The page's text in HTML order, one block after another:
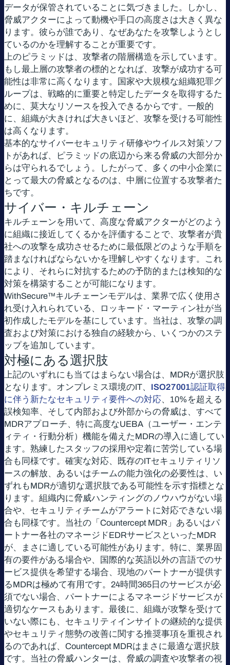
データが保管されていることに気づきました。しかし、
脅威アクターによって動機や手口の高度さは大きく異な
ります。彼らが誰であり、なぜあなたを攻撃しようとし
ているのかを理解することが重要です。
上のピラミッドは、攻撃者の階層構造を示しています。
もし最上層の攻撃者の標的となれば、攻撃が成功する可
能性は非常に高くなります。国家や大規模な組織犯罪グ
ループは、戦略的に重要と特定したデータを取得するた
めに、莫大なリソースを投入できるからです。一般的
に、組織が大きければ大きいほど、攻撃を受ける可能性
は高くなります。
基本的なサイバーセキュリティ研修やウイルス対策ソフ
トがあれば、ピラミッドの底辺から来る脅威の大部分か
らは守られるでしょう。したがって、多くの中小企業に
とって最大の脅威となるのは、中層に位置する攻撃者た
ちです。
サイバー・キルチェーン
キルチェーンを用いて、高度な脅威アクターがどのよう
に組織に接近してくるかを評価することで、攻撃者が貴
社への攻撃を成功させるために最低限どのような手順を
踏まなければならないかを理解しやすくなります。これ
により、それらに対抗するための予防的または検知的な
対策を構築することが可能になります。
WithSecure™キルチェーンモデルは、業界で広く使用さ
れ受け入れられている、ロッキード・マーティン社が当
初作成したモデルを基にしています。当社は、攻撃の調
査および対策における独自の経験から、いくつかのステ
ップを追加しています。
対極にある選択肢
上記のいずれにも当てはまらない場合は、MDRが選択肢
となります。オンプレミス環境のIT、 ISO27001認証取得
に伴う新たなセキュリティ要件への対応、10%を超える
誤検知率、そして内部および外部からの脅威は、すべて
MDRアプローチ、特に高度なUEBA（ユーザー・エンテ
ィティ・行動分析）機能を備えたMDRの導入に適してい
ます。熟練したスタッフの採用や定着に苦労している場
合も同様です。確実な対応、既存のITセキュリティリソ
ースの解放、あるいはチームの能力強化の必要性は、い
ずれもMDRが適切な選択肢である可能性を示す指標とな
ります。組織内に脅威ハンティングのノウハウがない場
合や、セキュリティチームがアラートに対応できない場
合も同様です。当社の「Countercept MDR」あるいはパ
ートナー各社のマネージドEDRサービスといったMDR
が、まさに適している可能性があります。特に、業界固
有の要件がある場合や、国際的な英語以外の言語でのサ
ービス提供を希望する場合、現地のパートナーが提供す
るMDRは極めて有用です。24時間365日のサービスが必
須でない場合、パートナーによるマネージドサービスが
適切なケースもあります。最後に、組織が攻撃を受けて
いない際にも、セキュリティインサイトの継続的な提供
やセキュリティ態勢の改善に関する推奨事項を重視され
るのであれば、Countercept MDRはまさに最適な選択肢
です。当社の脅威ハンターは、脅威の調査や攻撃者の視